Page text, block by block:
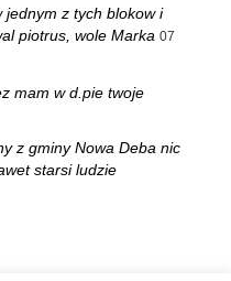
jednym z tych blokow i
piotrus, wole Marka 07
mam w d.pie twoje
z gminy Nowa Deba nic
starsi ludzie